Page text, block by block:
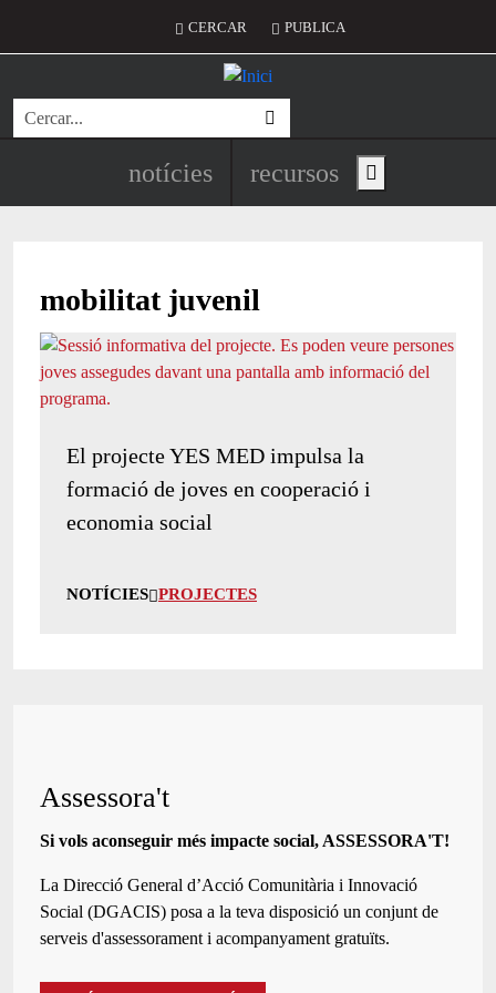
Menú del compte d'usuari
CERCAR PUBLICA
Cerca
Navegació principal de
notícies recursos Show main menu
mobilitat juvenil
El projecte YES MED impulsa la
formació de joves en cooperació i
economia social
NOTÍCIES PROJECTES
Assessora't
Si vols aconseguir més impacte social, ASSESSORA'T!
La Direcció General d’Acció Comunitària i Innovació
Social (DGACIS) posa a la teva disposició un conjunt de
serveis d'assessorament i acompanyament gratuïts.